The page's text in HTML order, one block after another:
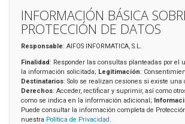
INFORMACIÓN BÁSICA
PROTECCIÓN DE DATOS
Responsable: AIFOS INFORMATICA, S.L.
Finalidad: Responder las consultas planteadas por el
la información solicitada; Legitimación:
Destinatarios: Solo se realizan cesiones si existe una
Derechos: Acceder, rectificar y suprimir, así como
como se indica en la información adicional;
Puede consultar la información completa de
nuestra Política de Privacidad.